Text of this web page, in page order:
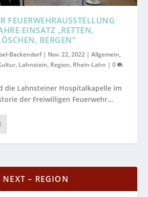
FEUERWEHRAUSSTELLUNG
EINSATZ „RETTEN,
BERGEN“
Backendorf| Nov. 22, 2022 |Allgemein,
, Lahnstein, Region, Rhein-Lahn |0
die Lahnsteiner Hospitalkapelle im
der Freiwilligen Feuerwehr...
– REGION